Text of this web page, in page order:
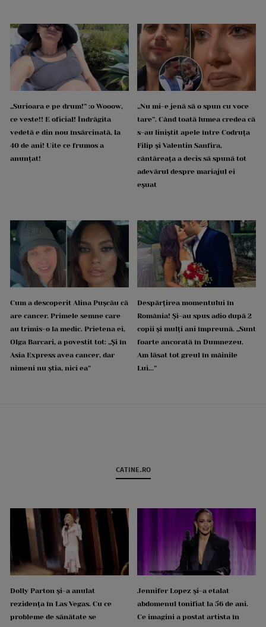
„Surioara e pe drum!” :o Wooow,
ce veste!! E oficial! Îndrăgita
vedetă e din nou însărcinată, la
40 de ani! Uite ce frumos a
anunțat!
„Nu mi-e jenă să o spun cu voce
tare”. Când toată lumea credea că
s-au liniștit apele între Codruța
Filip și Valentin Sanfira,
cântăreața a decis să spună tot
adevărul despre mariajul ei
eșuat
Cum a descoperit Alina Pușcău că
are cancer. Primele semne care
au trimis-o la medic. Prietena ei,
Olga Barcari, a povestit tot: „Și în
Asia Express avea cancer, dar
nimeni nu știa, nici ea”
Despărțirea momentului în
România! Și-au spus adio după 2
copii și mulți ani împreună. „Sunt
foarte ancorată în Dumnezeu.
Am lăsat tot greul în mâinile
Lui...”
CATINE.RO
Dolly Parton și-a anulat
rezidența în Las Vegas. Cu ce
probleme de sănătate se
Jennifer Lopez și-a etalat
abdomenul tonifiat la 56 de ani.
Ce imagini a postat artista în